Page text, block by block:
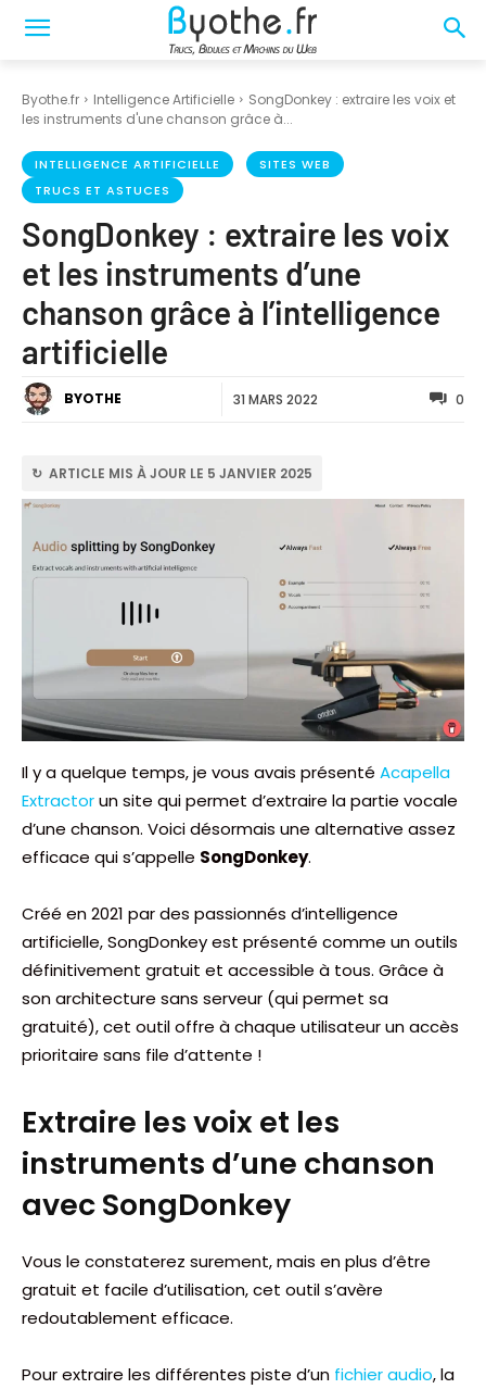
Byothe.fr Intelligence Artificielle
SongDonkey : extraire les voix et
les instruments d'une chanson grâce à...
INTELLIGENCE ARTIFICIELLE
SITES WEB
TRUCS ET ASTUCES
SongDonkey : extraire les voix
et les instruments d’une
chanson grâce à l’intelligence
artificielle
BYOTHE 31 MARS 2022 0
↻ ARTICLE MIS À JOUR LE 5 JANVIER 2025
Il y a quelque temps, je vous avais présenté Acapella
Extractorun site qui permet d’extraire la partie vocale
d’une chanson. Voici désormais une alternative assez
efficace qui s’appelle SongDonkey.
Créé en 2021 par des passionnés d’intelligence
artificielle, SongDonkey est présenté comme un outils
définitivement gratuit et accessible à tous. Grâce à
son architecture sans serveur (qui permet sa
gratuité), cet outil offre à chaque utilisateur un accès
prioritaire sans file d’attente !
Extraire les voix et les
instruments d’une chanson
avec SongDonkey
Vous le constaterez surement, mais en plus d’être
gratuit et facile d’utilisation, cet outil s’avère
redoutablement efficace.
Pour extraire les différentes piste d’un fichier audio, la